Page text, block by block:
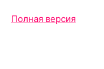
Полная версия